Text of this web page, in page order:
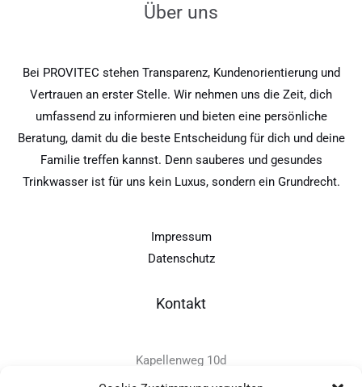
Über uns
Bei PROVITEC stehen Transparenz, Kundenorientierung und
Vertrauen an erster Stelle. Wir nehmen uns die Zeit, dich
umfassend zu informieren und bieten eine persönliche
Beratung, damit du die beste Entscheidung für dich und deine
Familie treffen kannst. Denn sauberes und gesundes
Trinkwasser ist für uns kein Luxus, sondern ein Grundrecht.
Impressum
Datenschutz
Kontakt
Kapellenweg 10d
D-94575 Windorf